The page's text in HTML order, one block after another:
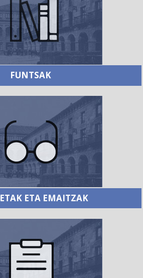
FUNTSAK
ETA EMAITZAK